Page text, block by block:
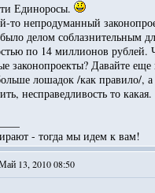
Единоросы.
то непродуманный
было делом соблазнительным
по 14 миллионов
законопроекты? Давайте
лошадок /как правило/, а
несправедливость то
- тогда мы идем к вам!
13, 2010 08:50